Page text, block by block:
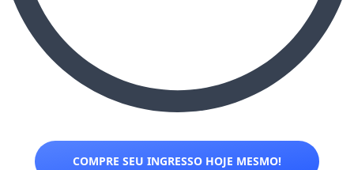
COMPRE SEU INGRESSO HOJE MESMO!